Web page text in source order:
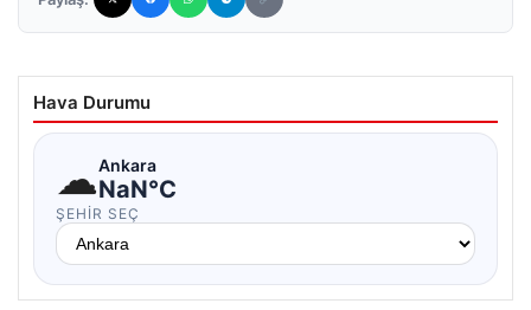
Hava Durumu
☁Ankara
NaN°C
ŞEHIR SEÇ